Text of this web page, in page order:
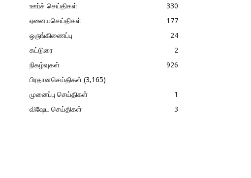
ஊர்ச் செய்திகள்
330
ஏனையசெய்திகள்
177
ஒருங்கிணைப்பு
24
கட்டுரை
2
நிகழ்வுகள்
926
பிரதானசெய்திகள் (3,165)
முனைப்பு செய்திகள்
1
விஷேட செய்திகள்
3